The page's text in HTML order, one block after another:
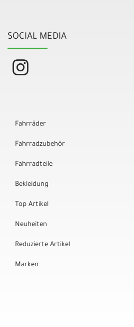
SOCIAL MEDIA
Fahrräder
Fahrradzubehör
Fahrradteile
Bekleidung
Top Artikel
Neuheiten
Reduzierte Artikel
Marken